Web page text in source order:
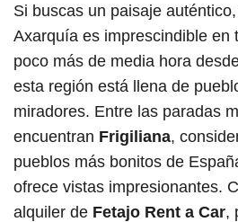
Si buscas un paisaje
Axarquía es imprescindible en
poco más de media hora
esta región está llena de
miradores. Entre las paradas
encuentran Frigiliana,
pueblos más bonitos de
ofrece vistas impresionantes.
alquiler de Fetajo Rent a Car,